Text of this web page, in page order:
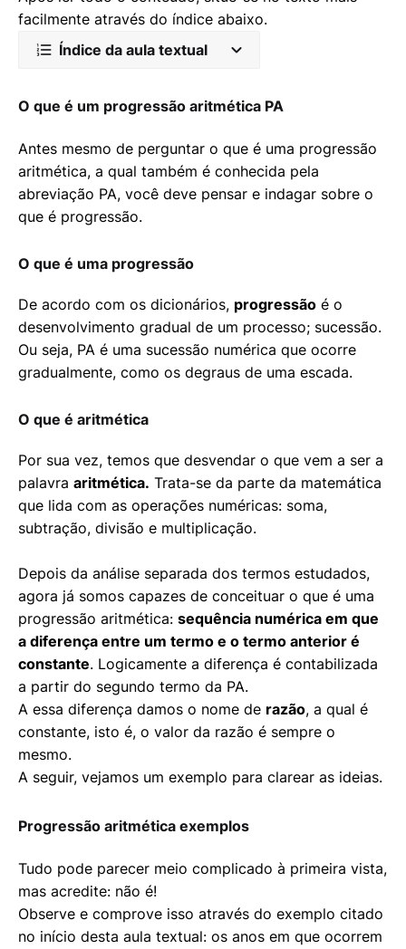
facilmente através do índice abaixo.
Índice da aula textual
O que é um progressão aritmética PA
Antes mesmo de perguntar o que é uma progressão
aritmética, a qual também é conhecida pela
abreviação PA, você deve pensar e indagar sobre o
que é progressão.
O que é uma progressão
De acordo com os dicionários, progressão é o
desenvolvimento gradual de um processo; sucessão.
Ou seja, PA é uma sucessão numérica que ocorre
gradualmente, como os degraus de uma escada.
O que é aritmética
Por sua vez, temos que desvendar o que vem a ser a
palavra aritmética. Trata-se da parte da matemática
que lida com as operações numéricas: soma,
subtração, divisão e multiplicação.
Depois da análise separada dos termos estudados,
agora já somos capazes de conceituar o que é uma
progressão aritmética: sequência numérica em que
a diferença entre um termo e o termo anterior é
constante. Logicamente a diferença é contabilizada
a partir do segundo termo da PA.
A essa diferença damos o nome de razão, a qual é
constante, isto é, o valor da razão é sempre o
mesmo.
A seguir, vejamos um exemplo para clarear as ideias.
Progressão aritmética exemplos
Tudo pode parecer meio complicado à primeira vista,
mas acredite: não é!
Observe e comprove isso através do exemplo citado
no início desta aula textual: os anos em que ocorrem